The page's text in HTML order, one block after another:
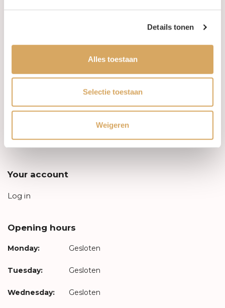
Details tonen
Alles toestaan
Selectie toestaan
Weigeren
FAQ
Levertijd & verzendkosten
Privacy Policy
Your account
Log in
Opening hours
Monday: Gesloten
Tuesday: Gesloten
Wednesday: Gesloten